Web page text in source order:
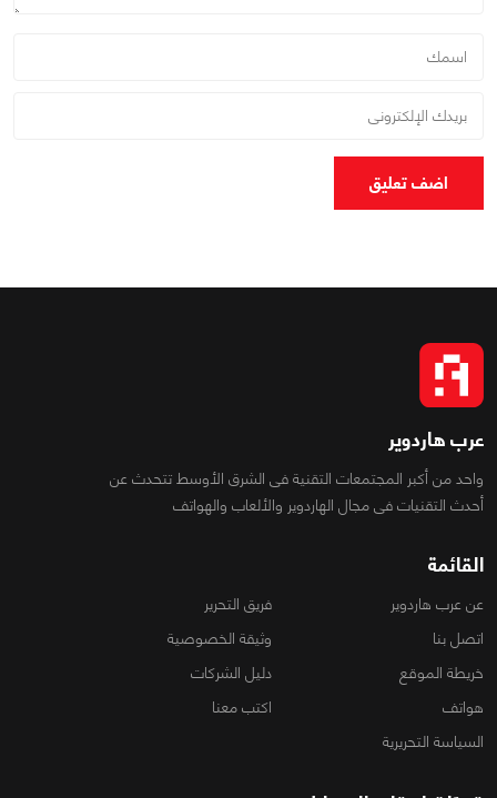
اضف تعليق
عرب هاردوير
واحد من أكبر المجتمعات التقنية فى الشرق الأوسط تتحدث عن
أحدث التقنيات فى مجال الهاردوير والألعاب والهواتف
القائمة
عن عرب هاردوير
فريق التحرير
اتصل بنا
وثيقة الخصوصية
خريطة الموقع
دليل الشركات
هواتف
اكتب معنا
السياسة التحريرية